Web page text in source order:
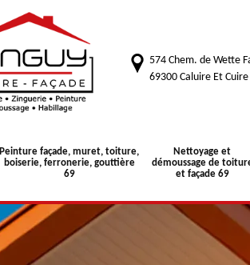
574 Chem. de Wette
69300 Caluire Et Cuire
Peinture façade, muret, toiture,
boiserie, ferronerie, gouttière
69
Nettoyage et
démoussage de
et façade 69